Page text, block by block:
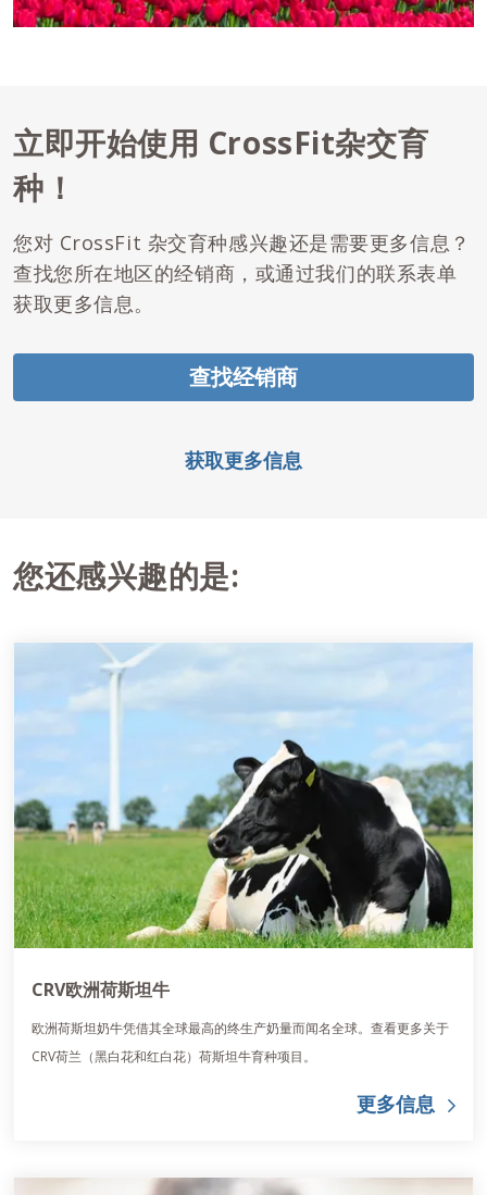
立即开始使用 CrossFit杂交育
种！
您对 CrossFit 杂交育种感兴趣还是需要更多信息？
查找您所在地区的经销商，或通过我们的联系表单
获取更多信息。
查找经销商
获取更多信息
您还感兴趣的是:
CRV欧洲荷斯坦牛
欧洲荷斯坦奶牛凭借其全球最高的终生产奶量而闻名全球。查看更多关于
CRV荷兰（黑白花和红白花）荷斯坦牛育种项目。
更多信息